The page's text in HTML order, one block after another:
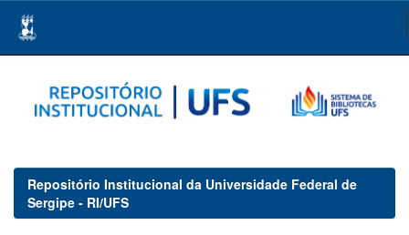
navigation
Repositório Institucional da Universidade Federal de
Sergipe - RI/UFS